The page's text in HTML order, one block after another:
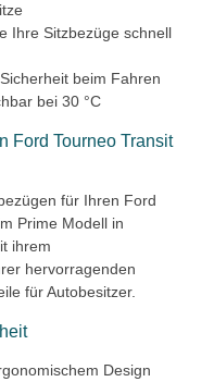
Ihre Sitzbezüge schnell
beim Fahren
bei 30 °C
Ford Tourneo Transit
für Ihren Ford
Prime Modell in
ihrem
hervorragenden
für Autobesitzer.
Design